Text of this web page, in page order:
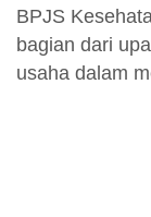
BPJS
bagian dari
usaha dalam